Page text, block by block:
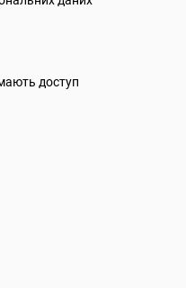
доступ